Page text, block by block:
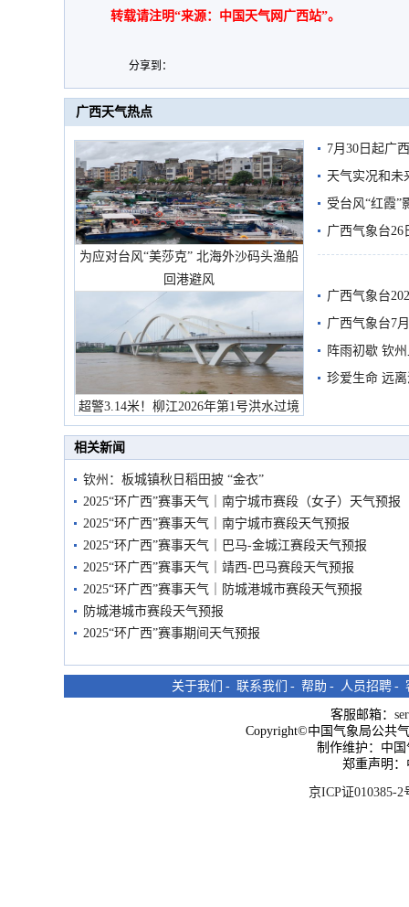
转载请注明“来源：中国天气网广西站”。
分享到：
广西天气热点
为应对台风“美莎克” 北海外沙码头渔船
回港避风
超警3.14米！柳江2026年第1号洪水过境
市民在堤岸见证汛况
7月30日起广
天气实况和未
受台风“红霞”
有较强降雨
广西气象台26
广西气象台
预警
广西气象台7
阵雨初歇 钦
珍爱生命 远
相关新闻
钦州：板城镇秋日稻田披 “金衣”
2025“环广西”赛事天气｜南宁城市赛段（女子）天气预报
2025“环广西”赛事天气｜南宁城市赛段天气预报
2025“环广西”赛事天气｜巴马-金城江赛段天气预报
2025“环广西”赛事天气｜靖西-巴马赛段天气预报
2025“环广西”赛事天气｜防城港城市赛段天气预报
防城港城市赛段天气预报
2025“环广西”赛事期间天气预报
关于我们 - 联系我们 - 帮助 - 人员招聘 -
客服邮箱：
Copyright©中国气象局公共
制作维护：中
郑重声明
京ICP证010385-2